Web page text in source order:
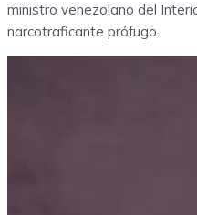
ministro venezolano del
narcotraficante prófugo.